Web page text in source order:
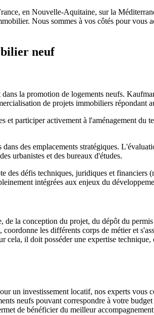
en Nouvelle-Aquitaine, sur la
Nous sommes à vos côtés pour vous
neuf
la promotion de logements neufs.
de projets immobiliers répondant
participer activement à l'aménagement
des emplacements stratégiques.
urbanistes et des bureaux d'études.
défis techniques, juridiques et financiers
intégrées aux enjeux du
la conception du projet, du dépôt du
les différents corps de métier et
il doit posséder une expertise
un investissement locatif, nos experts
neufs pouvant correspondre à votre
de bénéficier du meilleur